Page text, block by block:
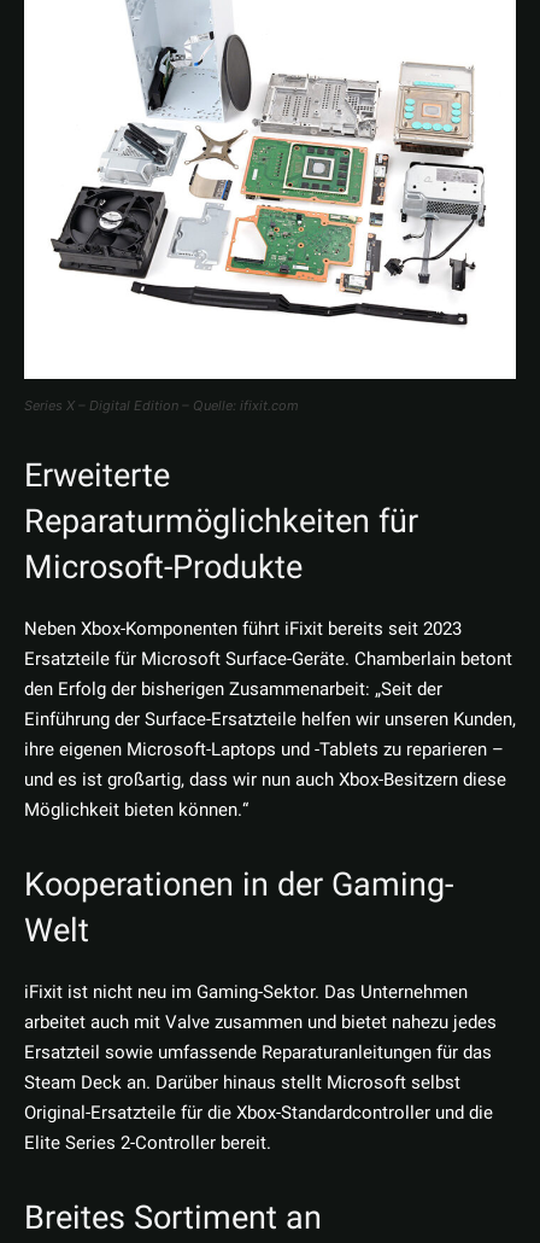
Series X – Digital Edition – Quelle: ifixit.com
Erweiterte
Reparaturmöglichkeiten für
Microsoft-Produkte
Neben Xbox-Komponenten führt iFixit bereits seit 2023
Ersatzteile für Microsoft Surface-Geräte. Chamberlain betont
den Erfolg der bisherigen Zusammenarbeit: „Seit der
Einführung der Surface-Ersatzteile helfen wir unseren Kunden,
ihre eigenen Microsoft-Laptops und -Tablets zu reparieren –
und es ist großartig, dass wir nun auch Xbox-Besitzern diese
Möglichkeit bieten können.“
Kooperationen in der Gaming-
Welt
iFixit ist nicht neu im Gaming-Sektor. Das Unternehmen
arbeitet auch mit Valve zusammen und bietet nahezu jedes
Ersatzteil sowie umfassende Reparaturanleitungen für das
Steam Deck an. Darüber hinaus stellt Microsoft selbst
Original-Ersatzteile für die Xbox-Standardcontroller und die
Elite Series 2-Controller bereit.
Breites Sortiment an